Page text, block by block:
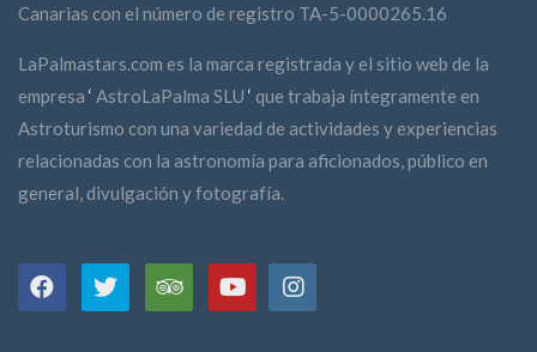
Canarias con el número de registro TA-5-0000265.16
LaPalmastars.com es la marca registrada y el sitio web de la
empresa ‘ AstroLaPalma SLU ‘ que trabaja íntegramente en
Astroturismo con una variedad de actividades y experiencias
relacionadas con la astronomía para aficionados, público en
general, divulgación y fotografía.